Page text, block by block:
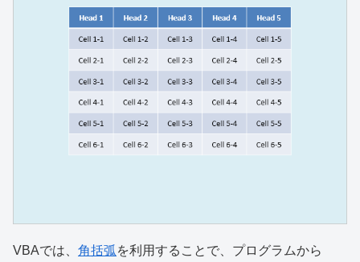
VBAでは、 角括弧 を利用することで、プログラムから